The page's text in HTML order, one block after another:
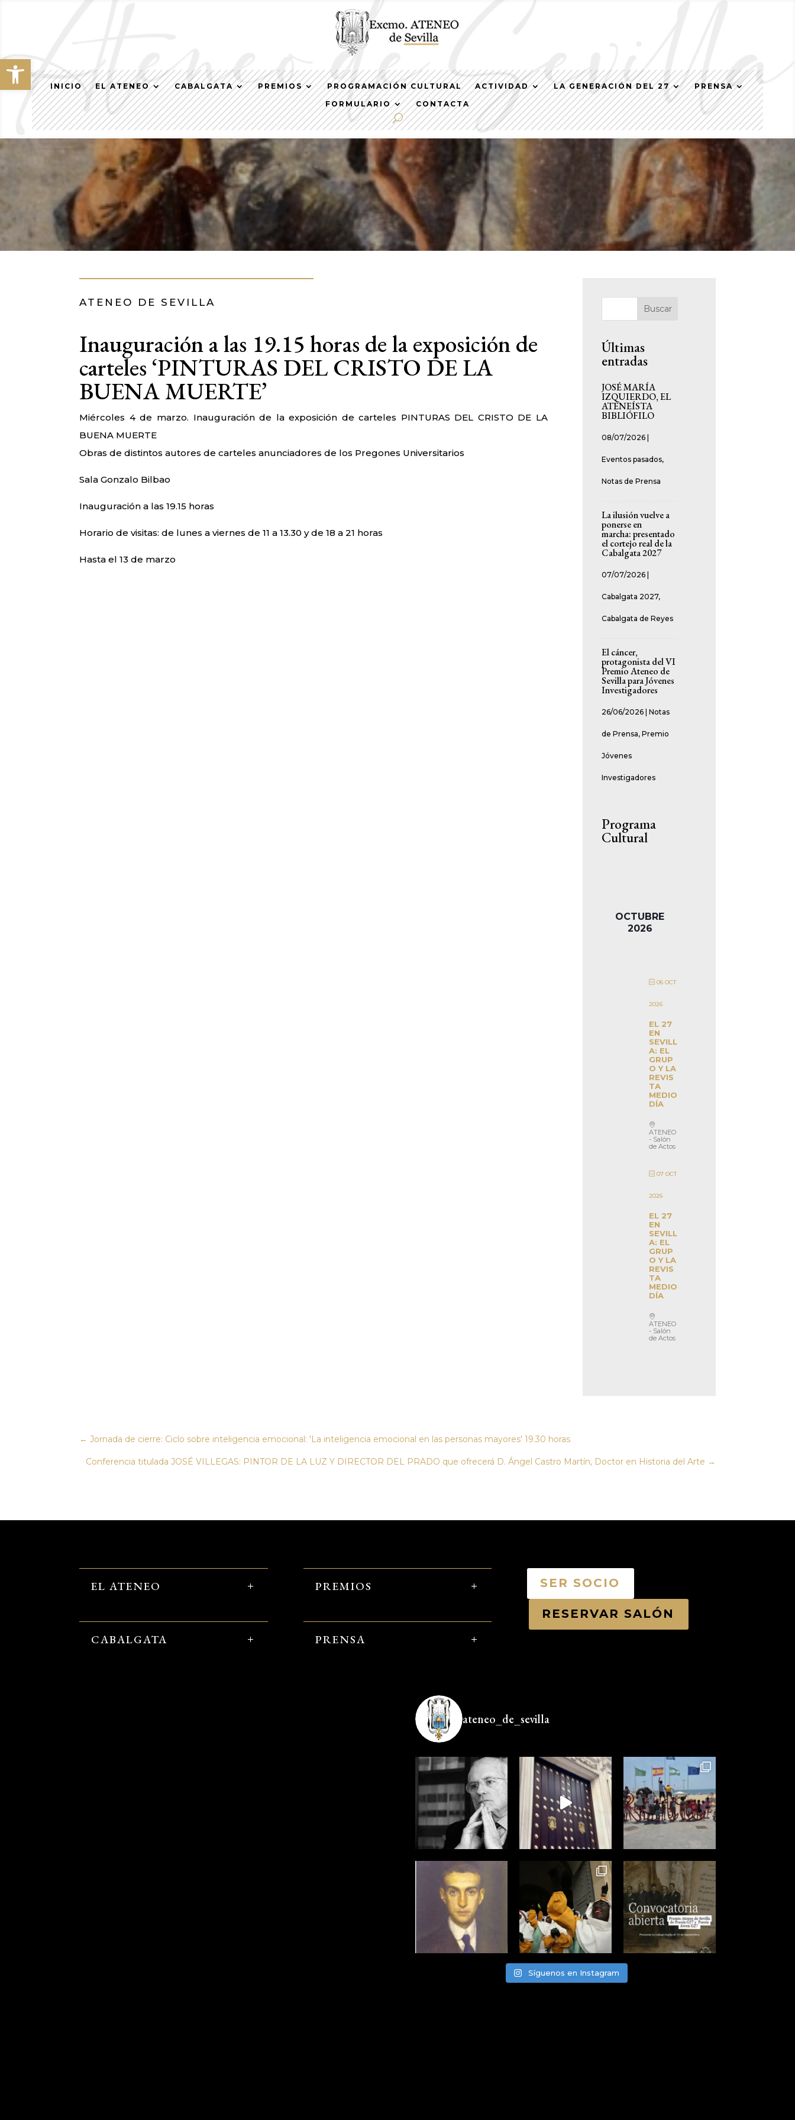
Abrir barra de herramientas
INICIO EL ATENEO CABALGATA PREMIOS PROGRAMACIÓN CULTURAL ACTIVIDAD LA GENERACIÓN DEL 27
PRENSA
FORMULARIO
CONTACTA
ATENEO DE SEVILLA
Inauguración a las 19.15 horas de la exposición de
carteles ‘PINTURAS DEL CRISTO DE LA
BUENA MUERTE’
Miércoles 4 de marzo. Inauguración de la exposición de carteles PINTURAS DEL CRISTO DE LA
BUENA MUERTE
Obras de distintos autores de carteles anunciadores de los Pregones Universitarios
Sala Gonzalo Bilbao
Inauguración a las 19.15 horas
Horario de visitas: de lunes a viernes de 11 a 13.30 y de 18 a 21 horas
Hasta el 13 de marzo
Buscar
Últimas
entradas
JOSÉ MARÍA
IZQUIERDO, EL
ATENEÍSTA
BIBLIÓFILO
08/07/2026
Eventos pasados,
Notas de Prensa
La ilusión vuelve a
ponerse en
marcha: presentado
el cortejo real de la
Cabalgata 2027
07/07/2026
Cabalgata 2027,
Cabalgata de Reyes
El cáncer,
protagonista del VI
Premio Ateneo de
Sevilla para Jóvenes
Investigadores
26/06/2026 |Notas
de Prensa,Premio
Jóvenes
Investigadores
Programa
Cultural
OCTUBRE
2026
06 OCT
2026
EL 27
EN
SEVILL
A: EL
GRUP
O Y LA
REVIS
TA
MEDIO
DÍA
ATENEO
- Salón
de Actos
07 OCT
2026
EL 27
EN
SEVILL
A: EL
GRUP
O Y LA
REVIS
TA
MEDIO
DÍA
ATENEO
- Salón
de Actos
←Jornada de cierre: Ciclo sobre inteligencia emocional: 'La inteligencia emocional en las personas mayores' 19.30 horas
Conferencia titulada JOSÉ VILLEGAS: PINTOR DE LA LUZ Y DIRECTOR DEL PRADO que ofrecerá D. Ángel Castro Martín, Doctor en Historia del Arte →
EL ATENEO
CABALGATA
PREMIOS
PRENSA
SER SOCIO
RESERVAR SALÓN
ateneo_de_sevilla
Síguenos en Instagram